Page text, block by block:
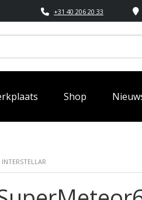
+31 40 206 20 33
Shop